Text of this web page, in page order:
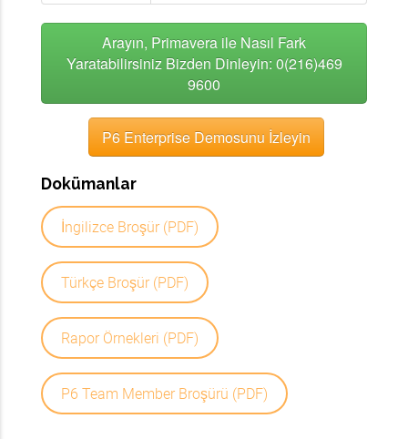
Arayın, Primavera ile Nasıl Fark
Yaratabilirsiniz Bizden Dinleyin: 0(216)469
9600
P6 Enterprise Demosunu İzleyin
Dokümanlar
İngilizce Broşür (PDF)
Türkçe Broşür (PDF)
Rapor Örnekleri (PDF)
P6 Team Member Broşürü (PDF)